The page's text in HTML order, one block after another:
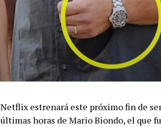
Netflix estrenará este próximo fin de
últimas horas de Mario Biondo, el que